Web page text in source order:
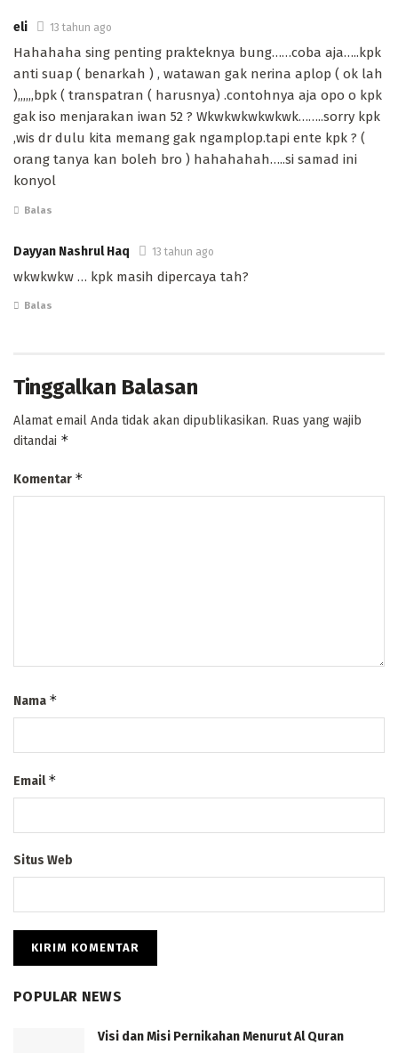
eli 13 tahun ago
Hahahaha sing penting prakteknya bung……coba aja…..kpk
anti suap ( benarkah ) , watawan gak nerina aplop ( ok lah
),,,,,,bpk ( transpatran ( harusnya) .contohnya aja opo o kpk
gak iso menjarakan iwan 52 ? Wkwkwkwkwkwk……..sorry kpk
,wis dr dulu kita memang gak ngamplop.tapi ente kpk ? (
orang tanya kan boleh bro ) hahahahah…..si samad ini
konyol
Balas
Dayyan Nashrul Haq 13 tahun ago
wkwkwkw … kpk masih dipercaya tah?
Balas
Tinggalkan Balasan
Alamat email Anda tidak akan dipublikasikan. Ruas yang wajib
ditandai *
Komentar *
Nama *
Email*
Situs Web
POPULAR NEWS
Visi dan Misi Pernikahan Menurut Al Quran